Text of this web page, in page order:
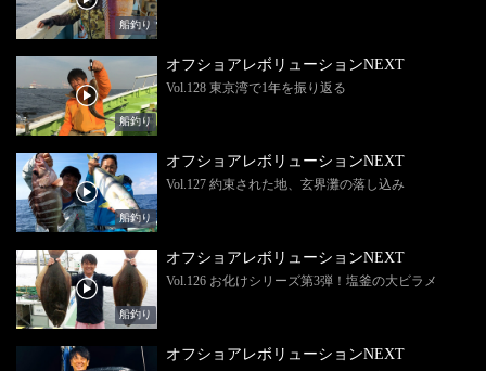
船釣り
船釣り
オフショアレボリューションNEXT
Vol.128 東京湾で1年を振り返る
船釣り
オフショアレボリューションNEXT
Vol.127 約束された地、玄界灘の落し込み
船釣り
オフショアレボリューションNEXT
Vol.126 お化けシリーズ第3弾！塩釜の大ビラメ
オフショアレボリューションNEXT